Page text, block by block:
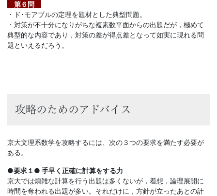
す。
第６問
・ド･モアブルの定理を題材とした典型問題。
・対策が不十分になりがちな複素数平面からの出題だが，極めて
典型的な内容であり，対策の差が得点差となって如実に現れる問
題といえるだろう。
攻略のためのアドバイス
京大文理系数学を攻略するには、次の３つの要求を満たす必要が
ある。
●要求１● 手早く正確に計算をする力
京大では煩雑な計算を行う出題は多くないが，着想，論理展開に
時間を奪われる出題が多い。それだけに，方針が立ったあとの計